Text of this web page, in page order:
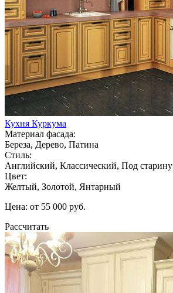
Кухня Куркума
Материал фасада:
Береза, Дерево, Патина
Стиль:
Английский, Классический, Под старину
Цвет:
Желтый, Золотой, Янтарный
Цена: от 55 000 руб.
Рассчитать